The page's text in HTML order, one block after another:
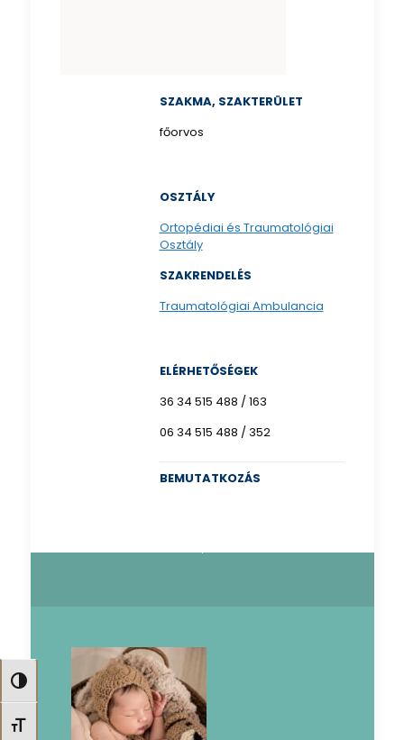
Nagy kontraszt váltása
Betűméret váltása
SZAKMA, SZAKTERÜLET
főorvos
OSZTÁLY
Ortopédiai és Traumatológiai
Osztály
SZAKRENDELÉS
Traumatológiai Ambulancia
ELÉRHETŐSÉGEK
36 34 515 488 / 163
06 34 515 488 / 352
BEMUTATKOZÁS